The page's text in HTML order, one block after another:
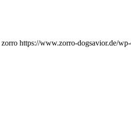
zorro https://www.zorro-dogsavior.de/